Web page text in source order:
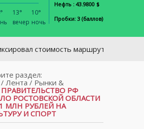
13°
вечер
10°
ночь
Нефть : 43.9800 $
Пробки: 3 (баллов)
стоимость маршрутов в Азов и
раздел:
/ Лента / Рынки &
ПРАВИТЕЛЬСТВО РФ
РОСТОВСКОЙ ОБЛАСТИ
МЛН РУБЛЕЙ НА
И СПОРТ